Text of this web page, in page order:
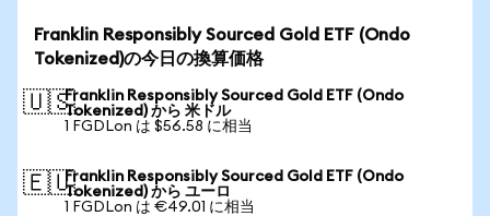
Franklin Responsibly Sourced Gold ETF (Ondo
Tokenized)の今日の換算価格
🇺🇸Franklin Responsibly Sourced Gold ETF (Ondo
Tokenized) から 米ドル
1 FGDLon は $56.58 に相当
🇪🇺Franklin Responsibly Sourced Gold ETF (Ondo
Tokenized) から ユーロ
1 FGDLon は €49.01 に相当